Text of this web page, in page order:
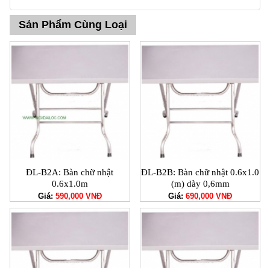
Sản Phẩm Cùng Loại
ĐL-B2A: Bàn chữ nhật
0.6x1.0m
Giá: 590,000 VNĐ
ĐL-B2B: Bàn chữ nhật 0.6x1.0
(m) dày 0,6mm
Giá:690,000 VNĐ